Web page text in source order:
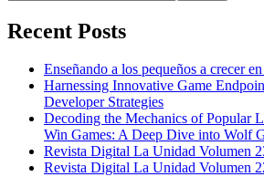
Recent Posts
Enseñando a los pequeños a crecer
Harnessing Innovative Game
Developer Strategies
Decoding the Mechanics of Popular
Win Games: A Deep Dive into Wolf
Revista Digital La Unidad Volumen
Revista Digital La Unidad Volumen